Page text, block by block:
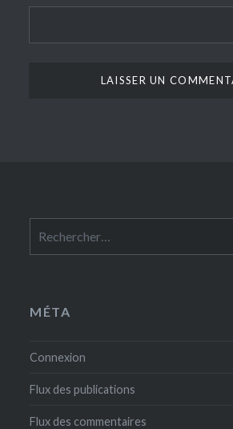
MÉTA
Connexion
Flux des publications
Flux des commentaires